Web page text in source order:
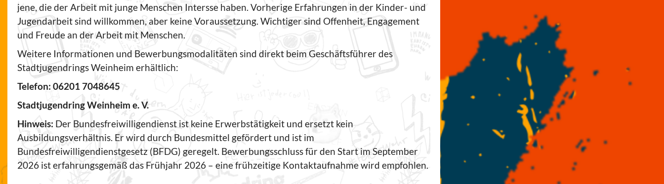
jene, die der Arbeit mit junge Menschen Intersse haben. Vorherige Erfahrungen in der Kinder- und
Jugendarbeit sind willkommen, aber keine Voraussetzung. Wichtiger sind Offenheit, Engagement
und Freude an der Arbeit mit Menschen.
Weitere Informationen und Bewerbungsmodalitäten sind direkt beim Geschäftsführer des
Stadtjugendrings Weinheim erhältlich:
Telefon: 06201 7048645
Stadtjugendring Weinheim e. V.
Hinweis: Der Bundesfreiwilligendienst ist keine Erwerbstätigkeit und ersetzt kein
Ausbildungsverhältnis. Er wird durch Bundesmittel gefördert und ist im
Bundesfreiwilligendienstgesetz (BFDG) geregelt. Bewerbungsschluss für den Start im September
2026 ist erfahrungsgemäß das Frühjahr 2026 – eine frühzeitige Kontaktaufnahme wird empfohlen.